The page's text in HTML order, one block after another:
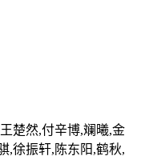
楚然,付辛博,斓曦,金
,徐振轩,陈东阳,鹤秋,